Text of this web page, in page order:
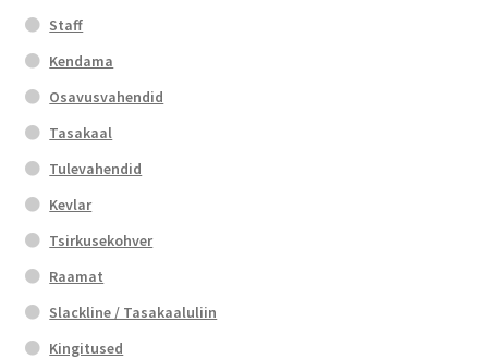
Staff
Kendama
Osavusvahendid
Tasakaal
Tulevahendid
Kevlar
Tsirkusekohver
Raamat
Slackline / Tasakaaluliin
Kingitused